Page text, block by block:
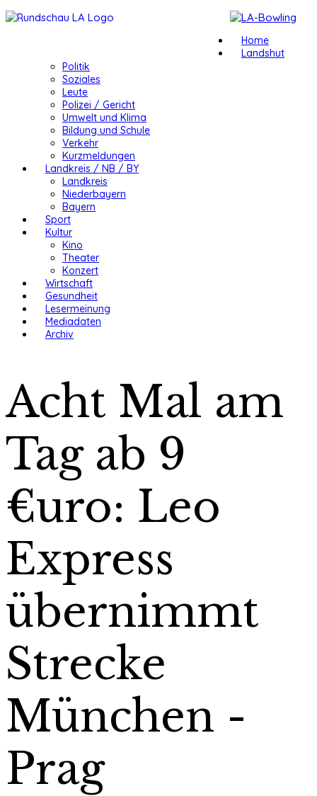
Home
Landshut
Politik
Soziales
Leute
Polizei / Gericht
Umwelt und Klima
Bildung und Schule
Verkehr
Kurzmeldungen
Landkreis / NB / BY
Landkreis
Niederbayern
Bayern
Sport
Kultur
Kino
Theater
Konzert
Wirtschaft
Gesundheit
Lesermeinung
Mediadaten
Archiv
Acht Mal am
Tag ab 9
€uro: Leo
Express
übernimmt
Strecke
München -
Prag